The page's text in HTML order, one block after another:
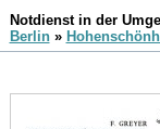
Notdienst in der
Berlin»